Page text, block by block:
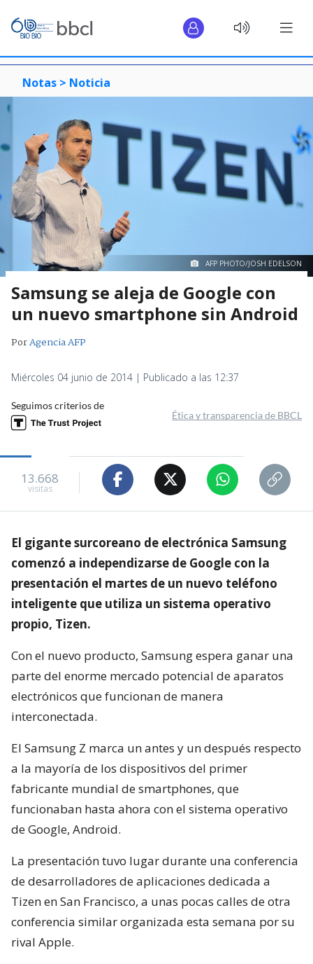
Notas > Noticia
AFP PHOTO/JOSH EDELSON
Samsung se aleja de Google con
un nuevo smartphone sin Android
PorAgencia AFP
Miércoles 04 junio de 2014 | Publicado a las 12:37
Seguimos criterios de
Ética y transparencia de BBCL
13.668
visitas
El gigante surcoreano de electrónica Samsung
comenzó a independizarse de Google con la
presentación el martes de un nuevo teléfono
inteligente que utiliza un sistema operativo
propio, Tizen.
Con el nuevo producto, Samsung espera ganar una
parte del enorme mercado potencial de aparatos
electrónicos que funcionan de manera
interconectada.
El Samsung Z marca un antes y un después respecto
a la mayoría de los dispositivos del primer
fabricante mundial de smartphones, que
funcionaban hasta ahora con el sistema operativo
de Google, Android.
La presentación tuvo lugar durante una conferencia
de desarrolladores de aplicaciones dedicada a
Tizen en San Francisco, a unas pocas calles de otra
conferencia similar organizada esta semana por su
rival Apple.